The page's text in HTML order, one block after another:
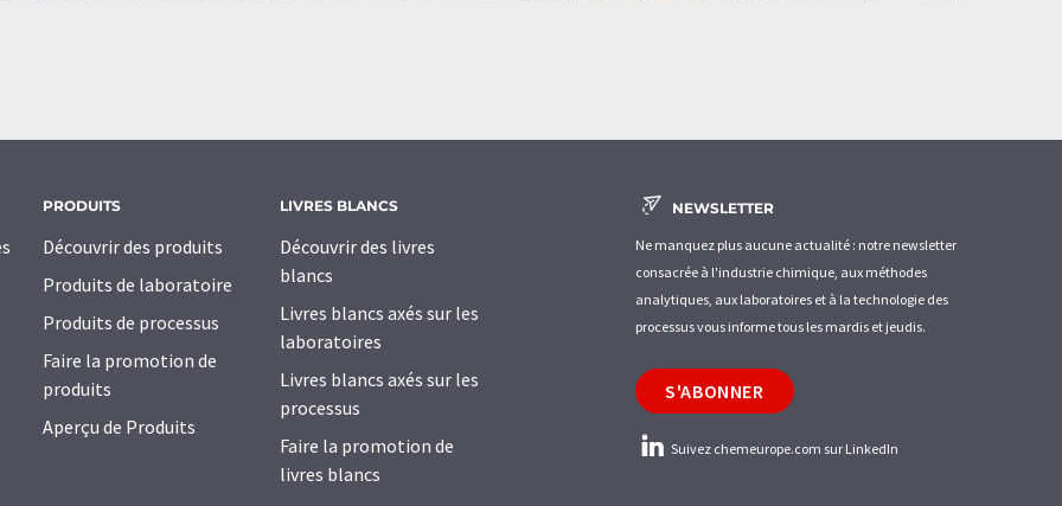
PRODUITS
Découvrir des produits
Produits de laboratoire
Produits de processus
Faire la promotion de
produits
Aperçu de Produits
LIVRES BLANCS
Découvrir des livres
blancs
Livres blancs axés sur les
laboratoires
Livres blancs axés sur les
processus
Faire la promotion de
livres blancs
NEWSLETTER
Ne manquez plus aucune actualité : notre newsletter
consacrée à l'industrie chimique, aux méthodes
analytiques, aux laboratoires et à la technologie des
processus vous informe tous les mardis et jeudis.
S'ABONNER
Suivez chemeurope.com sur LinkedIn